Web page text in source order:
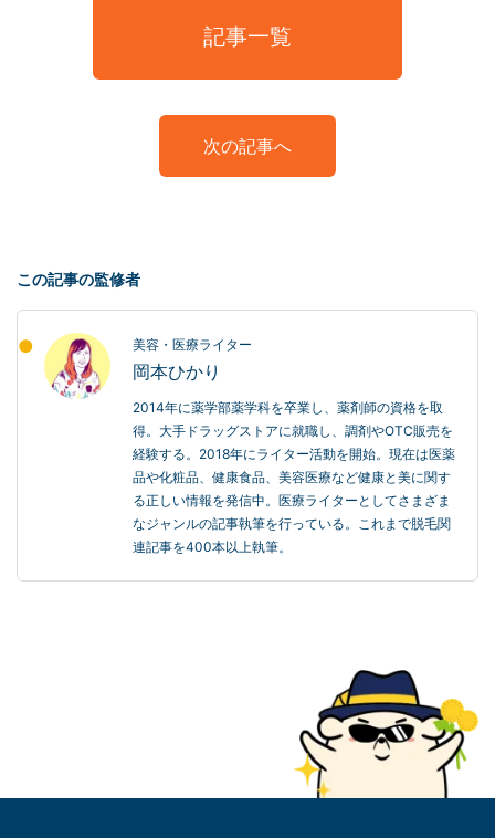
記事一覧
次の記事へ
この記事の監修者
美容・医療ライター
岡本ひかり
2014年に薬学部薬学科を卒業し、薬剤師の資格を取
得。大手ドラッグストアに就職し、調剤やOTC販売を
経験する。2018年にライター活動を開始。現在は医薬
品や化粧品、健康食品、美容医療など健康と美に関す
る正しい情報を発信中。医療ライターとしてさまざま
なジャンルの記事執筆を行っている。これまで脱毛関
連記事を400本以上執筆。